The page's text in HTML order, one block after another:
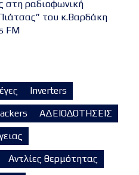
στη ραδιοφωνική
του κ.Βαρδάκη
FM
Inverters
ΑΔΕΙΟΔΟΤΗΣΕΙΣ
Αντλίες θερμότητας